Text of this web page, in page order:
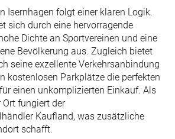
Isernhagen folgt einer klaren Logik.
sich durch eine hervorragende
Dichte an Sportvereinen und eine
Bevölkerung aus. Zugleich bietet
seine exzellente Verkehrsanbindung
kostenlosen Parkplätze die perfekten
einen unkomplizierten Einkauf. Als
Ort fungiert der
Kaufland, was zusätzliche
schafft.